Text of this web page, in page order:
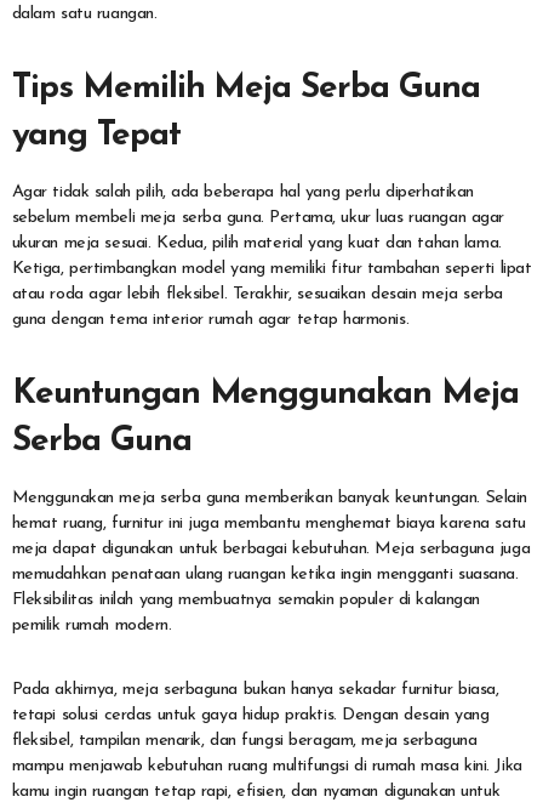
dalam satu ruangan.
Tips Memilih Meja Serba Guna
yang Tepat
Agar tidak salah pilih, ada beberapa hal yang perlu diperhatikan
sebelum membeli meja serba guna. Pertama, ukur luas ruangan agar
ukuran meja sesuai. Kedua, pilih material yang kuat dan tahan lama.
Ketiga, pertimbangkan model yang memiliki fitur tambahan seperti lipat
atau roda agar lebih fleksibel. Terakhir, sesuaikan desain meja serba
guna dengan tema interior rumah agar tetap harmonis.
Keuntungan Menggunakan Meja
Serba Guna
Menggunakan meja serba guna memberikan banyak keuntungan. Selain
hemat ruang, furnitur ini juga membantu menghemat biaya karena satu
meja dapat digunakan untuk berbagai kebutuhan. Meja serbaguna juga
memudahkan penataan ulang ruangan ketika ingin mengganti suasana.
Fleksibilitas inilah yang membuatnya semakin populer di kalangan
pemilik rumah modern.
Pada akhirnya, meja serbaguna bukan hanya sekadar furnitur biasa,
tetapi solusi cerdas untuk gaya hidup praktis. Dengan desain yang
fleksibel, tampilan menarik, dan fungsi beragam, meja serbaguna
mampu menjawab kebutuhan ruang multifungsi di rumah masa kini. Jika
kamu ingin ruangan tetap rapi, efisien, dan nyaman digunakan untuk